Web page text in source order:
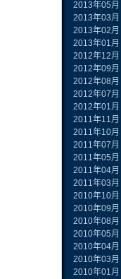
2013年05月
2013年03月
2013年02月
2013年01月
2012年12月
2012年09月
2012年08月
2012年07月
2012年01月
2011年11月
2011年10月
2011年07月
2011年05月
2011年04月
2011年03月
2010年10月
2010年09月
2010年08月
2010年05月
2010年04月
2010年03月
2010年01月